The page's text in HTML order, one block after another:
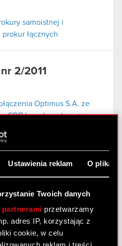
Ustawienia reklam O
Twoich danych
partnerami przetwarzamy
adres IP, korzystając z
cookie, w celu
samoistnej i
łącznych
2/2011
Optimus S.A. ze
CDP Investment sp. z
podwyższenia kapitału
1/2011